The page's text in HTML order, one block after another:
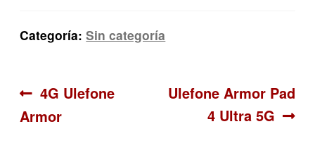
Categoría:Sin categoría
Navegación
de
Anterior:
4G Ulefone
Armor
Siguiente:
Ulefone Armor Pad
4 Ultra 5G